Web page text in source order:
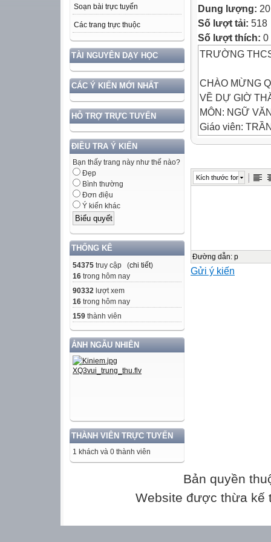
Soạn bài trực tuyến
Các trang trực thuộc
TÀI NGUYÊN DẠY HỌC
CÁC Ý KIẾN MỚI NHẤT
HỖ TRỢ TRỰC TUYẾN
ĐIỀU TRA Ý KIẾN
Bạn thấy trang này như thế nào?
Đẹp
Bình thường
Đơn điệu
Ý kiến khác
THỐNG KÊ
54375 truy cập (chi tiết)
16 trong hôm nay
90332 lượt xem
16 trong hôm nay
159 thành viên
ẢNH NGẪU NHIÊN
THÀNH VIÊN TRỰC TUYẾN
1 khách và 0 thành viên
Dung lượng:
Số lượt tải: 518
Số lượt thích: 0
TRƯỜNG
CHÀO MỪNG
VỀ DỰ GIỜ
MÔN: NGỮ
Giáo viên:
NGỮ
VĂN 6
 Giành quyền
 Sau khi cô
Câu 3: Trạng
là:
Kích thước font
Đường dẫn: p
Gửi ý kiến
Bản quyền
Website được thừa